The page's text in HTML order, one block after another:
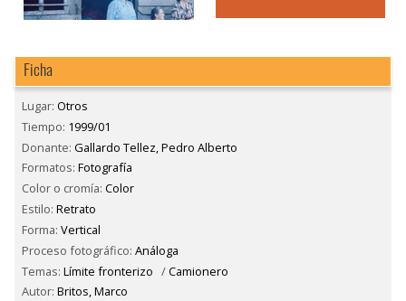
Ficha
Lugar: Otros
Tiempo: 1999/01
Donante: Gallardo Tellez, Pedro Alberto
Formatos: Fotografía
Color o cromía: Color
Estilo: Retrato
Forma: Vertical
Proceso fotográfico: Análoga
Temas: Límite fronterizo /Camionero
Autor: Britos, Marco